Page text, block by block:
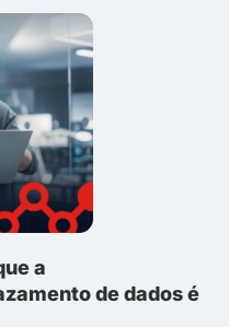
a
de dados é